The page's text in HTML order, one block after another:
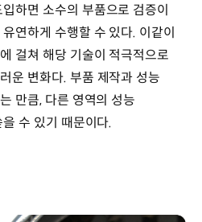
하면 소수의 부품으로 검증이
연하게 수행할 수 있다. 이같이
걸쳐 해당 기술이 적극적으로
운 변화다. 부품 제작과 성능
만큼, 다른 영역의 성능
수 있기 때문이다.